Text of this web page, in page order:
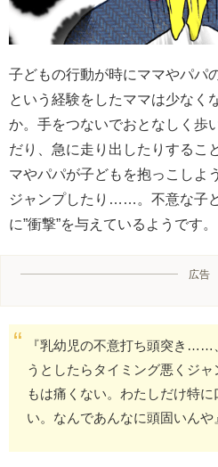
子どもの行動が時にママやパパ
という経験をしたママは少なく
か。手をつないでおとなしく歩
だり、急に走り出したりするこ
マやパパが子どもを抱っこしよ
ジャンプしたり……。不意な子
に”衝撃”を与えているようです。
広告
『乳幼児の不意打ち頭突き……
うとしたらタイミング悪くジ
もは痛くない。わたしだけ特
い。なんであんなに頭固いんや